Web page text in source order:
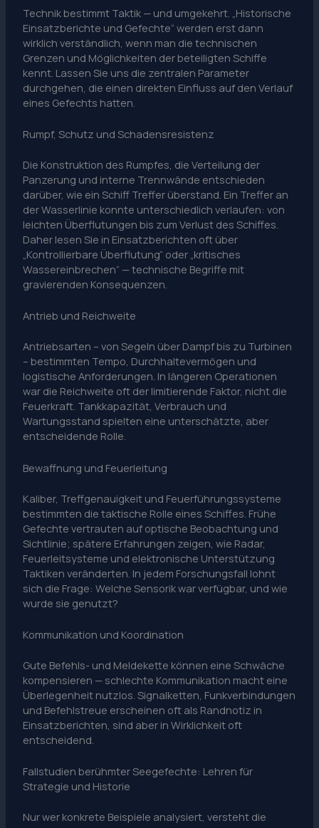
Technik bestimmt Taktik — und umgekehrt. „Historische
Einsatzberichte und Gefechte“ werden erst dann
wirklich verständlich, wenn man die technischen
Grenzen und Möglichkeiten der beteiligten Schiffe
kennt. Lassen Sie uns die zentralen Parameter
durchgehen, die einen direkten Einfluss auf den Verlauf
eines Gefechts hatten.
Rumpf, Schutz und Schadensresistenz
Die Konstruktion des Rumpfes, die Verteilung der
Panzerung und interne Trennwände entschieden
darüber, wie ein Schiff Treffer überstand. Ein Treffer an
der Wasserlinie konnte unterschiedlich verlaufen: von
leichten Überflutungen bis zum Verlust des Schiffes.
Daher lesen Sie in Einsatzberichten oft über
„Kontrollierbare Überflutung“ oder „kritisches
Wassereinbrechen“ — technische Begriffe mit
gravierenden Konsequenzen.
Antrieb und Reichweite
Antriebsarten – von Segeln über Dampf bis zu Turbinen
– bestimmten Tempo, Durchhaltevermögen und
logistische Anforderungen. In längeren Operationen
war die Reichweite oft der limitierende Faktor, nicht die
Feuerkraft. Tankkapazität, Verbrauch und
Wartungsstand spielten eine unterschätzte, aber
entscheidende Rolle.
Bewaffnung und Feuerleitung
Kaliber, Treffgenauigkeit und Feuerführungssysteme
bestimmten die taktische Rolle eines Schiffes. Frühe
Gefechte vertrauten auf optische Beobachtung und
Sichtlinie; spätere Erfahrungen zeigen, wie Radar,
Feuerleitsysteme und elektronische Unterstützung
Taktiken veränderten. In jedem Forschungsfall lohnt
sich die Frage: Welche Sensorik war verfügbar, und wie
wurde sie genutzt?
Kommunikation und Koordination
Gute Befehls- und Meldekette können eine Schwäche
kompensieren — schlechte Kommunikation macht eine
Überlegenheit nutzlos. Signalketten, Funkverbindungen
und Befehlstreue erscheinen oft als Randnotiz in
Einsatzberichten, sind aber in Wirklichkeit oft
entscheidend.
Fallstudien berühmter Seegefechte: Lehren für
Strategie und Historie
Nur wer konkrete Beispiele analysiert, versteht die